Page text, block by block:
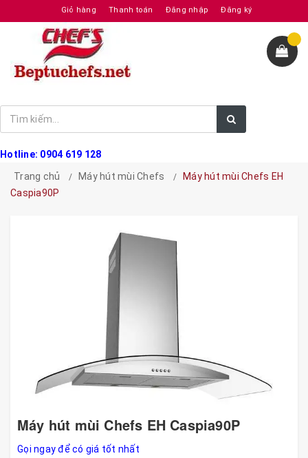
Giỏ hàng Thanh toán Đăng nhập Đăng ký
Hotline: 0904 619 128
Trang chủ
Máy hút mùi Chefs
Máy hút mùi Chefs EH
Caspia90P
Máy hút mùi Chefs EH Caspia90P
Gọi ngay để có giá tốt nhất